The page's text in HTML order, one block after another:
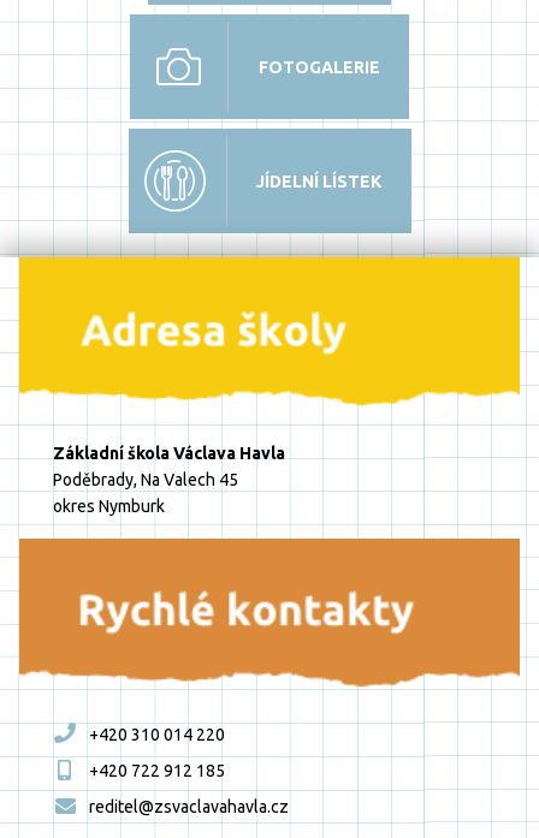
FOTOGALERIE
JÍDELNÍ LÍSTEK
Základní škola Václava Havla
Poděbrady, Na Valech 45
okres Nymburk
+420 310 014 220
+420 722 912 185
reditel@zsvaclavahavla.cz